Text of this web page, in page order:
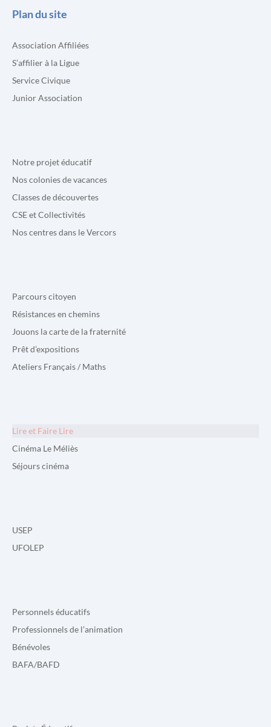
Plan du site
Association Affiliées
S’affilier à la Ligue
Service Civique
Junior Association
Notre projet éducatif
Nos colonies de vacances
Classes de découvertes
CSE et Collectivités
Nos centres dans le Vercors
Parcours citoyen
Résistances en chemins
Jouons la carte de la fraternité
Prêt d’expositions
Ateliers Français / Maths
Lire et Faire Lire
Cinéma Le Méliès
Séjours cinéma
USEP
UFOLEP
Personnels éducatifs
Professionnels de l’animation
Bénévoles
BAFA/BAFD